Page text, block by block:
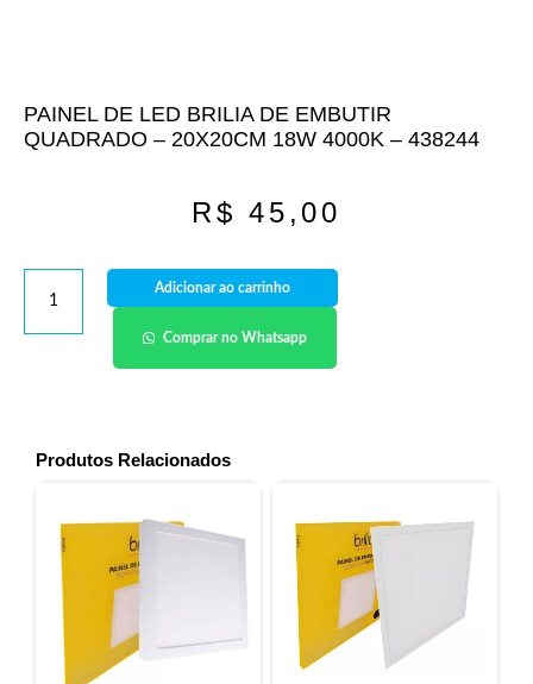
PAINEL DE LED BRILIA DE EMBUTIR
QUADRADO – 20X20CM 18W 4000K – 438244
R$ 45,00
Adicionar ao carrinho
Comprar no Whatsapp
Produtos Relacionados